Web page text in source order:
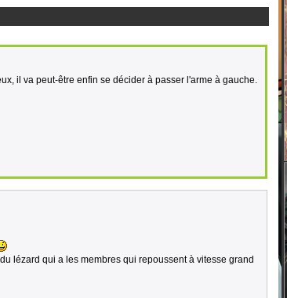
il va peut-être enfin se décider à passer l'arme à gauche.
lézard qui a les membres qui repoussent à vitesse grand